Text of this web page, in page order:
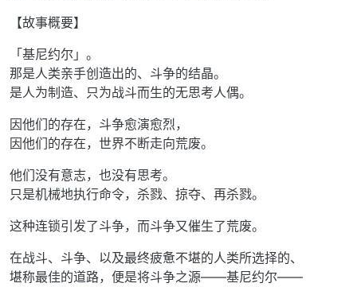
【故事概要】
「基尼约尔」。
那是人类亲手创造出的、斗争的结晶。
是人为制造、只为战斗而生的无思考人偶。
因他们的存在，斗争愈演愈烈，
因他们的存在，世界不断走向荒废。
他们没有意志，也没有思考。
只是机械地执行命令，杀戮、掠夺、再杀戮。
这种连锁引发了斗争，而斗争又催生了荒废。
在战斗、斗争、以及最终疲惫不堪的人类所选择的、
堪称最佳的道路，便是将斗争之源——基尼约尔——